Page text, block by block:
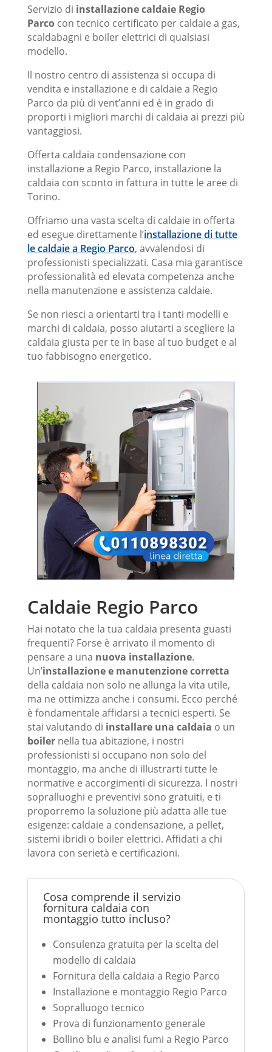
Servizio di installazione caldaie Regio
Parcocon tecnico certificato per caldaie a gas,
scaldabagni e boiler elettrici di qualsiasi
modello.
Il nostro centro di assistenza si occupa di
vendita e installazione e di caldaie a Regio
Parco da più di vent’anni ed è in grado di
proporti i migliori marchi di caldaia ai prezzi più
vantaggiosi.
Offerta caldaia condensazione con
installazione a Regio Parco, installazione la
caldaia con sconto in fattura in tutte le aree di
Torino.
Offriamo una vasta scelta di caldaie in offerta
ed esegue direttamente l’installazione di tutte
le caldaie a Regio Parco, avvalendosi di
professionisti specializzati. Casa mia garantisce
professionalità ed elevata competenza anche
nella manutenzione e assistenza caldaie.
Se non riesci a orientarti tra i tanti modelli e
marchi di caldaia, posso aiutarti a scegliere la
caldaia giusta per te in base al tuo budget e al
tuo fabbisogno energetico.
Installazione caldaie Regio Parco
a Regio ParcoViessmann, Arca, Biasi,
Bongioanni, Hermann Saunier Duval,
Lamborghini, Sime, Step ma anche altri
marchi.
Caldaie Regio Parco
Hai notato che la tua caldaia presenta guasti
frequenti? Forse è arrivato il momento di
pensare a una nuova installazione.
Un’installazione e manutenzione corretta
della caldaia non solo ne allunga la vita utile,
ma ne ottimizza anche i consumi. Ecco perché
è fondamentale affidarsi a tecnici esperti. Se
stai valutando di installare una caldaia o un
boilernella tua abitazione, i nostri
professionisti si occupano non solo del
montaggio, ma anche di illustrarti tutte le
normative e accorgimenti di sicurezza. I nostri
sopralluoghi e preventivi sono gratuiti, e ti
proporremo la soluzione più adatta alle tue
esigenze: caldaie a condensazione, a pellet,
sistemi ibridi o boiler elettrici. Affidati a chi
lavora con serietà e certificazioni.
Cosa comprende il servizio
fornitura caldaia con
montaggio tutto incluso?
Consulenza gratuita per la scelta del
modello di caldaia
Fornitura della caldaia a Regio Parco
Installazione e montaggio Regio Parco
Sopralluogo tecnico
Prova di funzionamento generale
Bollino blu e analisi fumi a Regio Parco